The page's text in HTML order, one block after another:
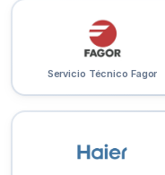
Servicio Técnico Fagor